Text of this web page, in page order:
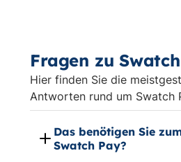
Fragen zu
Hier finden Sie die
Antworten rund um Swatch
Das benötigen Sie
Swatch Pay?